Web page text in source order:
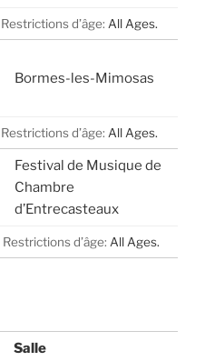
Restrictions d’âge: All Ages.
Bormes-les-Mimosas
Restrictions d’âge: All Ages.
Festival de Musique de
Chambre
d’Entrecasteaux
Restrictions d’âge: All Ages.
Salle